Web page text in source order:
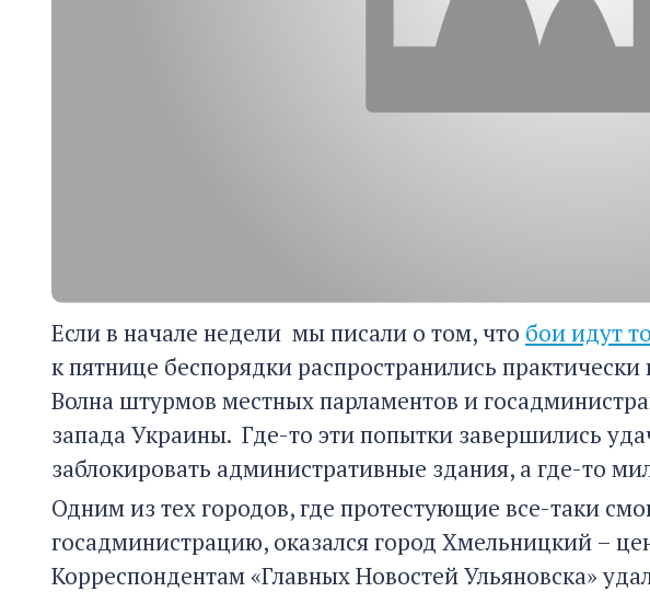
Если в начале недели мы писали о том, что бои идут
к пятнице беспорядки распространились
Волна штурмов местных парламентов и
запада Украины. Где-то эти попытки завершились
заблокировать административные здания, а где-то
Одним из тех городов, где протестующие все-таки
госадминистрацию, оказался город Хмельницкий –
Корреспондентам «Главных Новостей Ульяновска»